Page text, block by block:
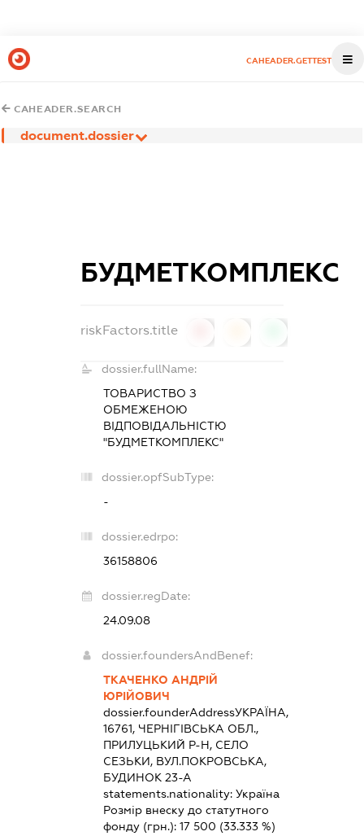
CAHEADER.GETTEST
CAHEADER.SEARCH
document.dossier
БУДМЕТКОМПЛЕКС
riskFactors.title
dossier.fullName:
ТОВАРИСТВО З
ОБМЕЖЕНОЮ
ВІДПОВІДАЛЬНІСТЮ
"БУДМЕТКОМПЛЕКС"
dossier.opfSubType:
-
dossier.edrpo:
36158806
dossier.regDate:
24.09.08
dossier.foundersAndBenef:
ТКАЧЕНКО АНДРІЙ
ЮРІЙОВИЧ
dossier.founderAddressУКРАЇНА,
16761, ЧЕРНІГІВСЬКА ОБЛ.,
ПРИЛУЦЬКИЙ Р-Н, СЕЛО
СЕЗЬКИ, ВУЛ.ПОКРОВСЬКА,
БУДИНОК 23-А
statements.nationality:Україна
Розмір внеску до статутного
фонду (грн.):17 500 (33.333 %)